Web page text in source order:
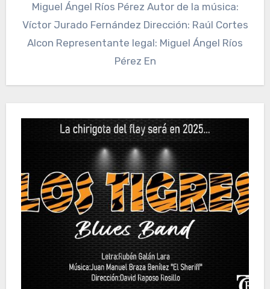
Miguel Ángel Ríos Pérez Autor de la música:
Víctor Jurado Fernández Dirección: Raúl Cortes
Alcon Representante legal: Miguel Ángel Ríos
Pérez En